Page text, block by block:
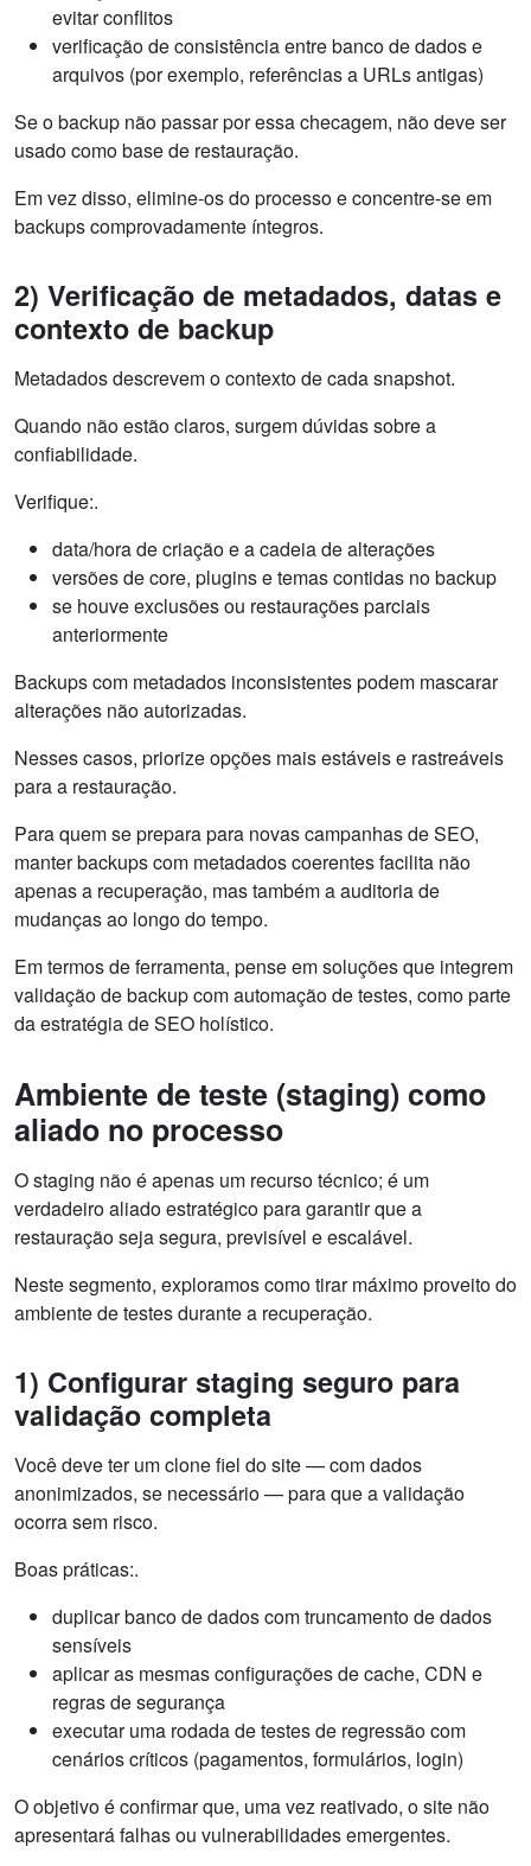
evitar conflitos
verificação de consistência entre banco de dados e
arquivos (por exemplo, referências a URLs antigas)
Se o backup não passar por essa checagem, não deve ser
usado como base de restauração.
Em vez disso, elimine-os do processo e concentre-se em
backups comprovadamente íntegros.
2) Verificação de metadados, datas e
contexto de backup
Metadados descrevem o contexto de cada snapshot.
Quando não estão claros, surgem dúvidas sobre a
confiabilidade.
Verifique:.
data/hora de criação e a cadeia de alterações
versões de core, plugins e temas contidas no backup
se houve exclusões ou restaurações parciais
anteriormente
Backups com metadados inconsistentes podem mascarar
alterações não autorizadas.
Nesses casos, priorize opções mais estáveis e rastreáveis
para a restauração.
Para quem se prepara para novas campanhas de SEO,
manter backups com metadados coerentes facilita não
apenas a recuperação, mas também a auditoria de
mudanças ao longo do tempo.
Em termos de ferramenta, pense em soluções que integrem
validação de backup com automação de testes, como parte
da estratégia de SEO holístico.
Ambiente de teste (staging) como
aliado no processo
O staging não é apenas um recurso técnico; é um
verdadeiro aliado estratégico para garantir que a
restauração seja segura, previsível e escalável.
Neste segmento, exploramos como tirar máximo proveito do
ambiente de testes durante a recuperação.
1) Configurar staging seguro para
validação completa
Você deve ter um clone fiel do site — com dados
anonimizados, se necessário — para que a validação
ocorra sem risco.
Boas práticas:.
duplicar banco de dados com truncamento de dados
sensíveis
aplicar as mesmas configurações de cache, CDN e
regras de segurança
executar uma rodada de testes de regressão com
cenários críticos (pagamentos, formulários, login)
O objetivo é confirmar que, uma vez reativado, o site não
apresentará falhas ou vulnerabilidades emergentes.